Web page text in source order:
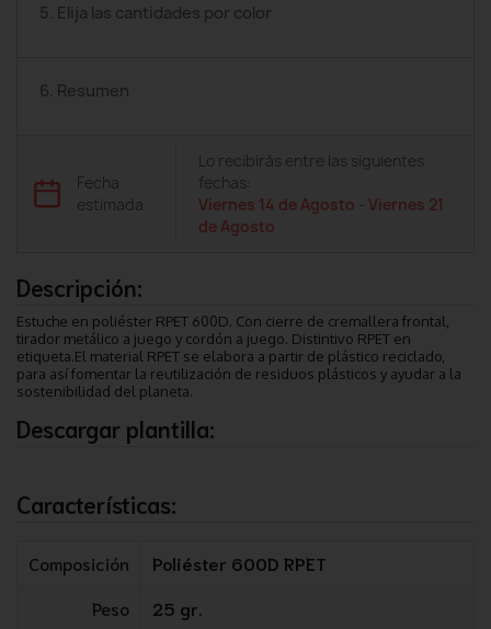
5. Elija las cantidades por color
6. Resumen
Fecha
estimada
Lo recibirás entre las siguientes
fechas:
Viernes 14 de Agosto -Viernes 21
de Agosto
Descripción:
Estuche en poliéster RPET 600D. Con cierre de cremallera frontal,
tirador metálico a juego y cordón a juego. Distintivo RPET en
etiqueta.El material RPET se elabora a partir de plástico reciclado,
para así fomentar la reutilización de residuos plásticos y ayudar a la
sostenibilidad del planeta.
Descargar plantilla:
Características:
Composición
Poliéster 600D RPET
Peso
25 gr.